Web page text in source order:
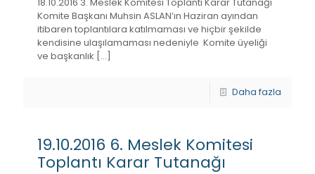
Komite Başkanı Muhsin ASLAN’ın Haziran ayından
itibaren toplantılara katılmaması ve hiçbir şekilde
kendisine ulaşılamaması nedeniyle Komite üyeliği
ve başkanlık […]
Daha fazla
19.10.2016 6. Meslek Komitesi
Toplantı Karar Tutanağı